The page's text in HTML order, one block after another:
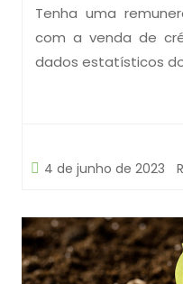
Tenha uma
com a venda de
dados estatísticos
4 de junho de 2023